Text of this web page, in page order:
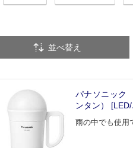
並べ替え
パナソニック
ンタン）
雨の中でも使用